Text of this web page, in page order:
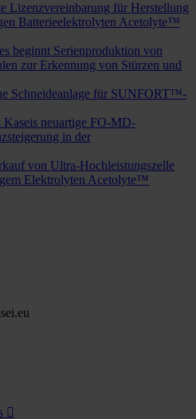
Lizenzvereinbarung für Herstellung
Batterieelektrolyten Acetolyte™
beginnt Serienproduktion von
zur Erkennung von Stürzen und
Schneideanlage für SUNFORT™-
Kaseis neuartige FO-MD-
in der
von Ultra-Hochleistungszelle
Elektrolyten Acetolyte™
